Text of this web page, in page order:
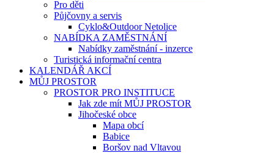
Pro děti
Půjčovny a servis
Cyklo&Outdoor Netolice
NABÍDKA ZAMĚSTNÁNÍ
Nabídky zaměstnání - inzerce
Turistická informační centra
KALENDÁŘ AKCÍ
MŮJ PROSTOR
PROSTOR PRO INSTITUCE
Jak zde mít MŮJ PROSTOR
Jihočeské obce
Mapa obcí
Babice
Boršov nad Vltavou